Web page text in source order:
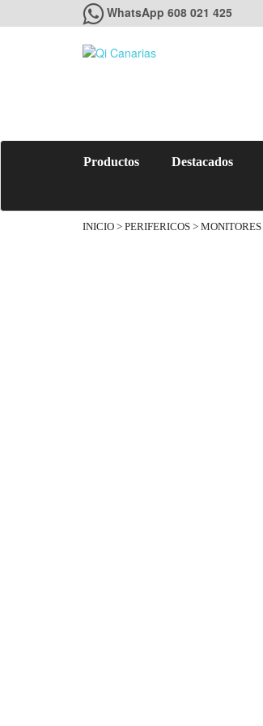
WhatsApp 608 021 425
Productos Destacados
INICIO > PERIFERICOS > MONITORES